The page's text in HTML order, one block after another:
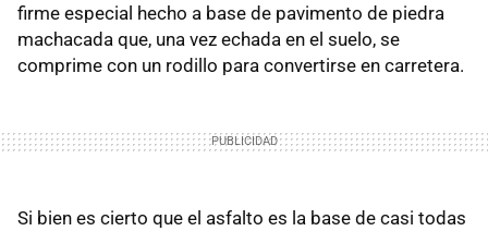
firme especial hecho a base de pavimento de piedra
machacada que, una vez echada en el suelo, se
comprime con un rodillo para convertirse en carretera.
Si bien es cierto que el asfalto es la base de casi todas